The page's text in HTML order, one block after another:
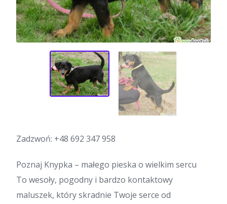
Zadzwoń: +48 692 347 958
Poznaj Knypka – małego pieska o wielkim sercu
To wesoły, pogodny i bardzo kontaktowy
maluszek, który skradnie Twoje serce od